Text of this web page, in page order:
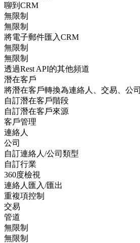
聊到CRM
無限制
無限制
將電子郵件匯入CRM
無限制
無限制
透過Rest API的其他頻道
潛在客戶
將潛在客戶轉換為連絡人、交易、公司
自訂潛在客戶階段
自訂潛在客戶來源
客戶管理
連絡人
公司
自訂連絡人/公司類型
自訂行業
360度檢視
連絡人匯入/匯出
重複項控制
交易
管道
無限制
無限制